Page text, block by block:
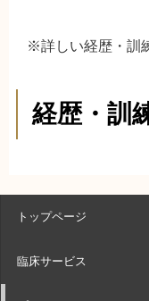
※詳しい経歴・訓
経歴・訓
トップページ
臨床サービス